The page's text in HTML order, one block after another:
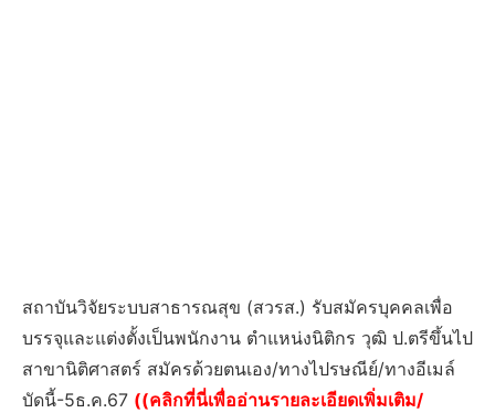
สถาบันวิจัยระบบสาธารณสุข (สวรส.) รับสมัครบุคคลเพื่อ
บรรจุและแต่งตั้งเป็นพนักงาน ตำแหน่งนิติกร วุฒิ ป.ตรีขึ้นไป
สาขานิติศาสตร์ สมัครด้วยตนเอง/ทางไปรษณีย์/ทางอีเมล์
บัดนี้-5ธ.ค.67 ((คลิกที่นี่เพื่ออ่านรายละเอียดเพิ่มเติม/